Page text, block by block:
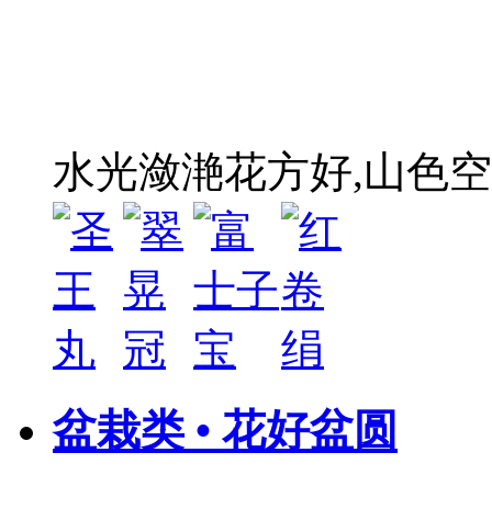
水光潋滟花方好,山色
盆栽类 • 花好盆圆